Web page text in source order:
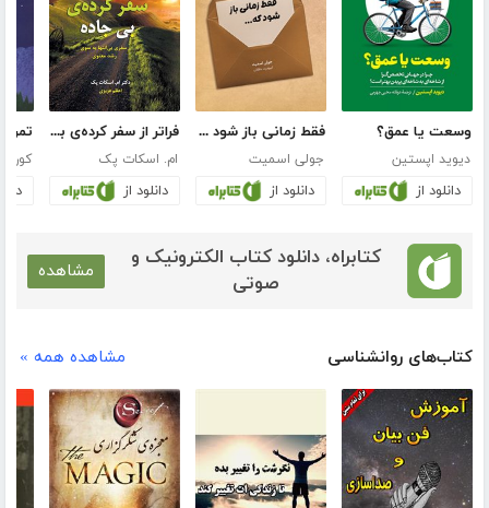
وسعت یا عمق؟
دیوید اپستین
دانلود از
فقط زمانی باز شود که...
جولی اسمیت
دانلود از
فراتر از سفر کرده‌ی بی‌جاده
ام. اسکات پک
دانلود از
کتابراه، دانلود کتاب الکترونیک و
صوتی
مشاهده
کتاب‌های روانشناسی مشاهده همه »